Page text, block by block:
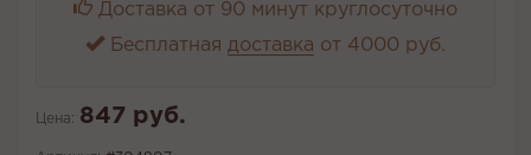
Доставка от 90 минут круглосуточно
Бесплатная доставка от 4000 руб.
Цена: 847 руб.